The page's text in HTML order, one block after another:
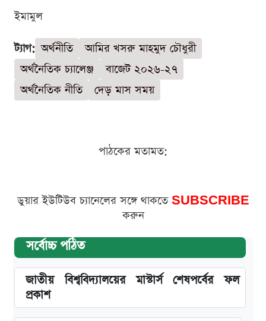
ইমামুল
ট্যাগ: অর্থনীতি
আমির খসরু মাহমুদ চৌধুরী
অর্থনৈতিক চ্যালেঞ্জ
বাজেট ২০২৬-২৭
অর্থনৈতিক নীতি
দেড় মাস সময়
পাঠকের মতামত:
ডুয়ার ইউটিউব চ্যানেলের সঙ্গে থাকতে SUBSCRIBE
করুন
সর্বোচ্চ পঠিত
জাতীয় বিশ্ববিদ্যালয়ের মাস্টার্স শেষপর্বের ফল
প্রকাশ